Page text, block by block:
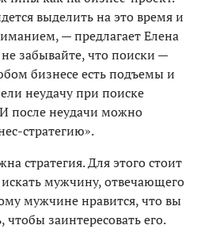
выделить на это время и
— предлагает Елена
забывайте, что поиски —
бизнесе есть подъемы и
неудачу при поиске
после неудачи можно
стратегию».
стратегия. Для этого стоит
мужчину, отвечающего
мужчине нравится, что вы
заинтересовать его.